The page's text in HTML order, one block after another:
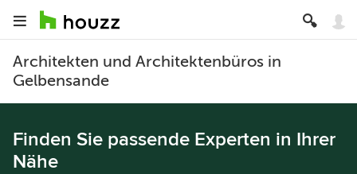
Architekten und Architektenbüros in
Gelbensande
Finden Sie passende Experten in Ihrer
Nähe